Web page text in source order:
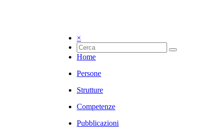
×
Home
Persone
Strutture
Competenze
Pubblicazioni